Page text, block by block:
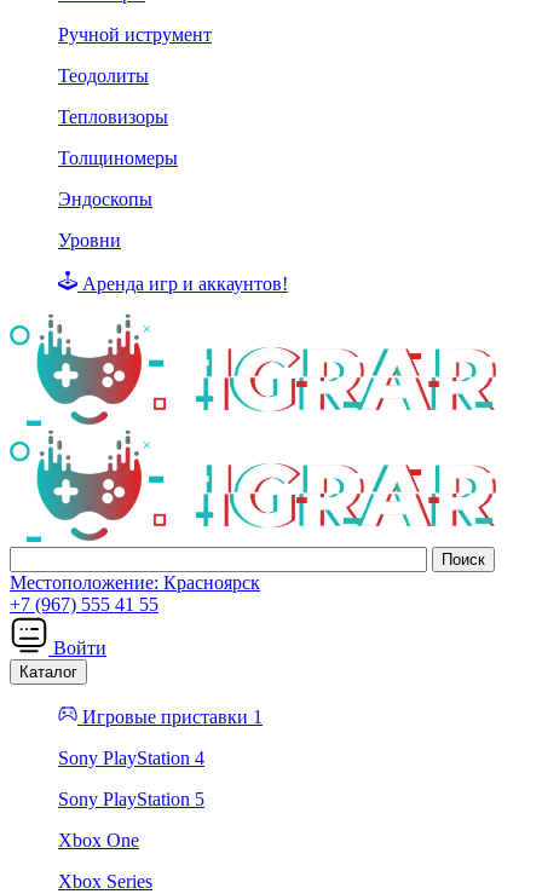
Ручной иструмент
Теодолиты
Тепловизоры
Толщиномеры
Эндоскопы
Уровни
Аренда игр и аккаунтов!
Местоположение: Красноярск
+7 (967) 555 41 55
Войти
Каталог
Игровые приставки 1
Sony PlayStation 4
Sony PlayStation 5
Xbox One
Xbox Series